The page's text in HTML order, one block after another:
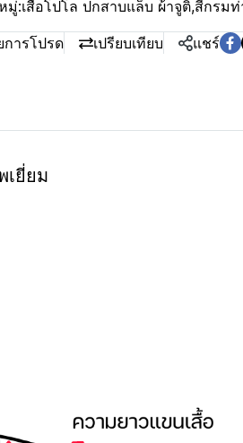
มู่:เสื้อโปโล ปกสาบแล็บ ผ้าจูติ,สีกรมท่
การโปรด เปรียบเทียบ แชร์
เยี่ยม